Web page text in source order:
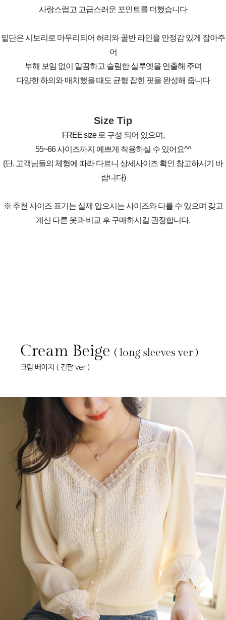
사랑스럽고 고급스러운 포인트를 더했습니다
밑단은 시보리로 마무리되어 허리와 골반 라인을 안정감 있게 잡아주
어
부해 보임 없이 말끔하고 슬림한 실루엣을 연출해 주며
다양한 하의와 매치했을 때도 균형 잡힌 핏을 완성해 줍니다
Size Tip
FREE size 로 구성 되어 있으며,
55~66 사이즈까지 예쁘게 착용하실 수 있어요^^
(단, 고객님들의 체형에 따라 다르니 상세사이즈 확인 참고하시기 바
랍니다)
※ 추천 사이즈 표기는 실제 입으시는 사이즈와 다를 수 있으며 갖고
계신 다른 옷과 비교 후 구매하시길 권장합니다.